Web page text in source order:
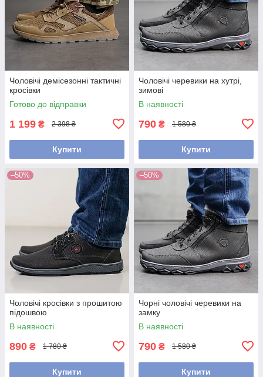
Чоловічі демісезонні тактичні
кросівки
Готово до відправки
1 199 ₴ 2 398 ₴
Купити
Чоловічі черевики на хутрі,
зимові
В наявності
790 ₴ 1 580 ₴
Купити
–50%
Чоловічі кросівки з прошитою
підошвою
В наявності
890 ₴ 1 780 ₴
Купити
–50%
Чорні чоловічі черевики на
замку
В наявності
790 ₴ 1 580 ₴
Купити